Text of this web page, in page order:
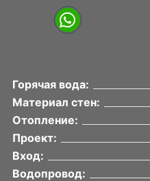
Горячая вода:
Материал стен:
Отопление:
Проект:
Вход:
Водопровод: